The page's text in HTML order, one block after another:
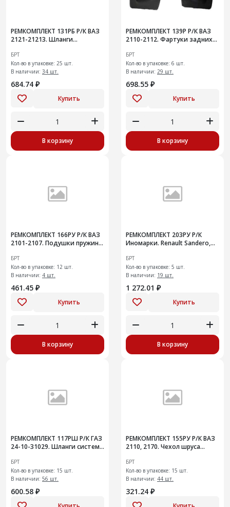
РЕМКОМПЛЕКТ 131РБ Р/К ВАЗ
2121-21213. Шланги
гидротормоза
БРТ
Кол-во в упаковке: 25 шт.
В наличии: 34 шт.
684.74 ₽
Купить
В корзину
РЕМКОМПЛЕКТ 139Р Р/К ВАЗ
2110-2112. Фартуки задних
БРТ
Кол-во в упаковке: 6 шт.
В наличии: 29 шт.
698.55 ₽
Купить
В корзину
РЕМКОМПЛЕКТ 166РУ Р/К ВАЗ
2101-2107. Подушки пружины
БРТ
Кол-во в упаковке: 12 шт.
В наличии: 4 шт.
461.45 ₽
Купить
В корзину
РЕМКОМПЛЕКТ 203РУ Р/К
Иномарки. Renault Sandero,
17 1.4/1.6, 8V с ролик
БРТ
Кол-во в упаковке: 5 шт.
В наличии: 19 шт.
1 272.01 ₽
Купить
В корзину
РЕМКОМПЛЕКТ 117РШ Р/К ГАЗ
24-10-31029. Шланги системы
ЗМЗ-402
БРТ
Кол-во в упаковке: 15 шт.
В наличии: 56 шт.
600.58 ₽
РЕМКОМПЛЕКТ 155РУ Р/К ВАЗ
2110, 2170. Чехол шруса
смаз 15шт
БРТ
Кол-во в упаковке: 15 шт.
В наличии: 44 шт.
321.24 ₽